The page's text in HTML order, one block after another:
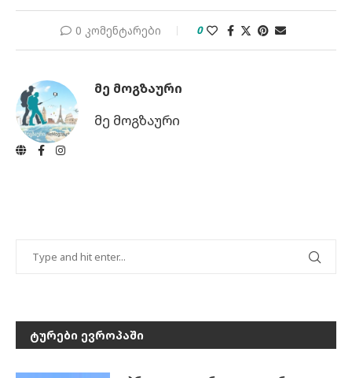
0 კომენტარები 0
ᲛᲔ ᲛᲝᲒᲖᲐᲣᲠᲘ
მე მოგზაური
ᲢᲣᲠᲔᲑᲘ ᲔᲕᲠᲝᲞᲐᲨᲘ